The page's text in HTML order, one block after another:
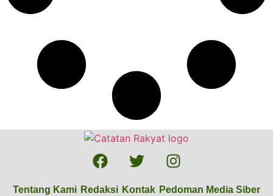
Tentang Kami Redaksi Kontak Pedoman Media Siber